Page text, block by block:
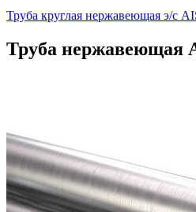
Труба круглая нержавеющая э/с
Труба нержавеющая